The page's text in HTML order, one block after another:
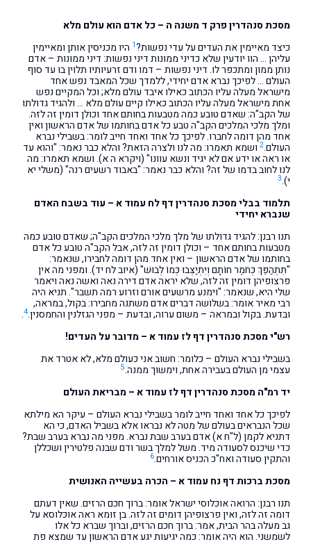
מסכת סנהדרין פרק ד משנה ה – כל אדם הוא עולם מלא
כיצד מאיימין את העדים על עדי נפשות?1 היו מכניסין אותן ומאיימין
עליהן … הוו יודעין שלא כדיני ממונות דיני נפשות: דיני ממונות – אדם
נותן ממון ומתכפר לו. דיני נפשות – דמו ודם זרעיותיו תלוין בו עד סוף
העולם … לפיכך נברא אדם יחידי, ללמדך שכל המאבד נפש אחד
מישראל מעלה עליו הכתוב כאילו איבד עולם מלא; וכל המקיים נפש
אחת מישראל מעלה עליו הכתוב כאילו קיים עולם מלא … ולהגיד גדולתו
של הקב"ה: שאדם טובע כמה מטבעות בחותם אחד וכולן דומין זה לזה.
ומלך מלכי המלכים הקב"ה טבע כל אדם בחותמו של אדם הראשון ואין
אחד מהן דומה לחברו. לפיכך כל אחד ואחד חייב לומר: בשבילי נברא
העולם.2 ושמא תאמרו: מה לנו ולצרה הזאת? והלא כבר נאמר: "והוא עד
או ראה או ידע אם לא יגיד ונשא עוונו" (ויקרא ה א). ושמא תאמרו: מה
לנו לחוב בדמו של זה? והלא כבר נאמר: "באבוד רשעים רנה" (משלי יא
י).3
תלמוד בבלי מסכת סנהדרין דף לח עמוד א – עוד בשבח האדם
שנברא יחידי
תנו רבנן: להגיד גדולתו של מלך מלכי המלכים הקב"ה; שאדם טובע כמה
מטבעות בחותם אחד – וכולן דומין זה לזה, אבל הקב"ה טובע כל אדם
בחותמו של אדם הראשון – ואין אחד מהן דומה לחבירו, שנאמר:
"תִּתְהַפֵּךְ כְּחֹמֶר חוֹתָם וְיִתְיַצְּבוּ כְּמוֹ לְבוּשׁ" (איוב לח יד). ומפני מה אין
פרצופיהן דומין זה לזה, שלא יראה אדם דירה נאה ואשה נאה ויאמר
שלי היא, שנאמר: "וימנע מרשעים אורם וזרוע רמה תשבר". תניא היה
רבי מאיר אומר: בשלושה דברים אדם משתנה מחבירו: בקול, במראה,
ובדעת. בקול ובמראה – משום ערוה, ובדעת – מפני הגזלנין והחמסנין.4
.
רש"י מסכת סנהדרין דף לז עמוד א – מדובר על העדים!
בשבילי נברא העולם – כלומר: חשוב אני כעולם מלא, לא אטרד את
עצמי מן העולם בעבירה אחת, וימשוך ממנה.5
יד רמ"ה מסכת סנהדרין דף לז עמוד א – מבריאת העולם
לפיכך כל אחד ואחד חייב לומר בשבילי נברא העולם – עיקר הא מילתא
שכל הנבראים בעולם של מטה לא נבראו אלא בשביל האדם, כי הא
דתניא לקמן (ל"ח א) אדם בערב שבת נברא. מפני מה נברא בערב שבת?
כדי שיכנס לסעודה מיד. משל למלך בשר ודם שבנה פלטירין ושכללן
והתקין סעודה ואח"כ הכניס אורחים.6
מסכת ברכות דף נח עמוד א – הכרה בעשייה האנושית
תנו רבנן: הרואה אוכלוסי ישראל אומר: ברוך חכם הרזים. שאין דעתם
דומה זה לזה, ואין פרצופיהן דומים זה לזה. בן זומא ראה אוכלוסא על
גב מעלה בהר הבית, אמר: ברוך חכם הרזים, וברוך שברא כל אלו
לשמשני. הוא היה אומר: כמה יגיעות יגע אדם הראשון עד שמצא פת